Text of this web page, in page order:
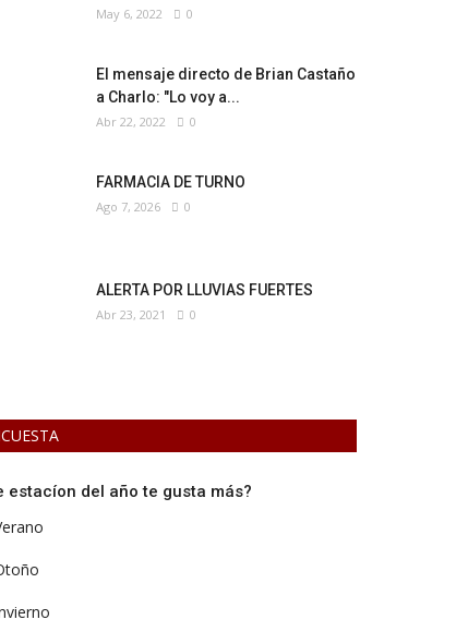
May 6, 2022 0
El mensaje directo de Brian Castaño
a Charlo: "Lo voy a...
Abr 22, 2022 0
FARMACIA DE TURNO
Ago 7, 2026 0
ALERTA POR LLUVIAS FUERTES
Abr 23, 2021 0
estacíon del año te gusta más?